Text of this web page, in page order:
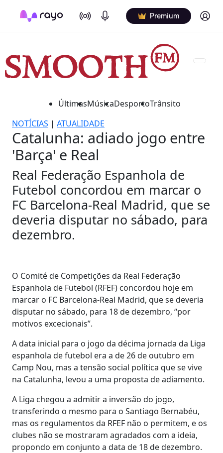
On Air Podcasts Premium Log in
ÚltimasMúsicaDesportoTrânsito
NOTÍCIAS | ATUALIDADE
Catalunha: adiado jogo entre
'Barça' e Real
Real Federação Espanhola de
Futebol concordou em marcar o
FC Barcelona-Real Madrid, que se
deveria disputar no sábado, para
dezembro.
O Comité de Competições da Real Federação
Espanhola de Futebol (RFEF) concordou hoje em
marcar o FC Barcelona-Real Madrid, que se deveria
disputar no sábado, para 18 de dezembro, “por
motivos excecionais”.
A data inicial para o jogo da décima jornada da Liga
espanhola de futebol era a de 26 de outubro em
Camp Nou, mas a tensão social política que se vive
na Catalunha, levou a uma proposta de adiamento.
A Liga chegou a admitir a inversão do jogo,
transferindo o mesmo para o Santiago Bernabéu,
mas os regulamentos da RFEF não o permitem, e os
clubes não se mostraram agradados com a ideia,
propondo em conjunto a data de 18 de dezembro.